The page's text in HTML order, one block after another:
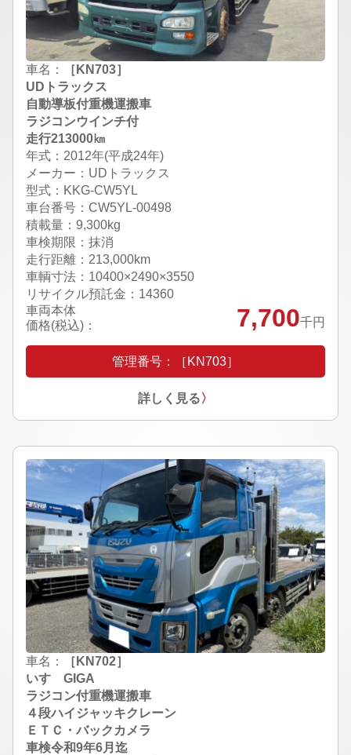
車名：
［KN703］
UDトラックス
自動導板付重機運搬車
ラジコンウインチ付
走行213000㎞
年式：2012年(平成24年)
メーカー：UDトラックス
型式：KKG-CW5YL
車台番号：CW5YL-00498
積載量：9,300kg
車検期限：抹消
走行距離：213,000km
車輌寸法：10400×2490×3550
リサイクル預託金：14360
車両本体
価格(税込)：
7,700千円
管理番号：［KN703］
詳しく見る〉
車名：
［KN702］
いすゞGIGA
ラジコン付重機運搬車
４段ハイジャッキクレーン
ＥＴＣ・バックカメラ
車検令和9年6月迄